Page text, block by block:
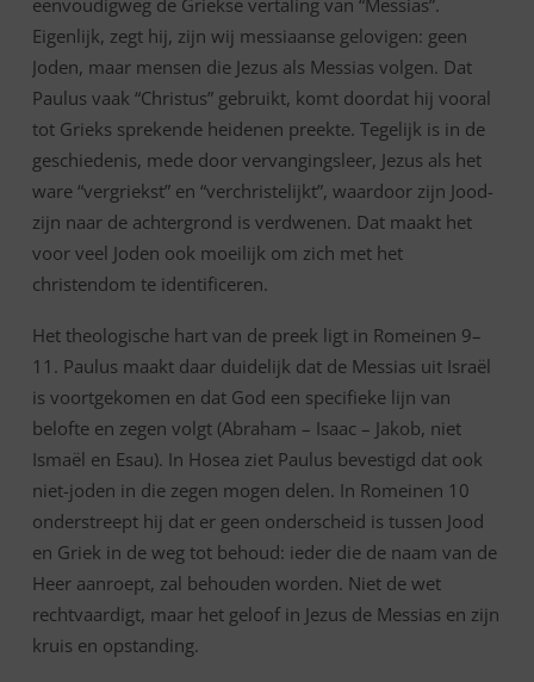
eenvoudigweg de Griekse vertaling van “Messias”.
Eigenlijk, zegt hij, zijn wij messiaanse gelovigen: geen
Joden, maar mensen die Jezus als Messias volgen. Dat
Paulus vaak “Christus” gebruikt, komt doordat hij vooral
tot Grieks sprekende heidenen preekte. Tegelijk is in de
geschiedenis, mede door vervangingsleer, Jezus als het
ware “vergriekst” en “verchristelijkt”, waardoor zijn Jood-
zijn naar de achtergrond is verdwenen. Dat maakt het
voor veel Joden ook moeilijk om zich met het
christendom te identificeren.
Het theologische hart van de preek ligt in Romeinen 9–
11. Paulus maakt daar duidelijk dat de Messias uit Israël
is voortgekomen en dat God een specifieke lijn van
belofte en zegen volgt (Abraham – Isaac – Jakob, niet
Ismaël en Esau). In Hosea ziet Paulus bevestigd dat ook
niet-joden in die zegen mogen delen. In Romeinen 10
onderstreept hij dat er geen onderscheid is tussen Jood
en Griek in de weg tot behoud: ieder die de naam van de
Heer aanroept, zal behouden worden. Niet de wet
rechtvaardigt, maar het geloof in Jezus de Messias en zijn
kruis en opstanding.